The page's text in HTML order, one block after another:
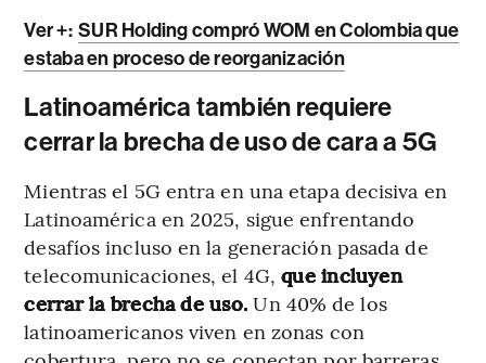
Ver +: SUR Holding compró WOM en Colombia que
estaba en proceso de reorganización
Latinoamérica también requiere
cerrar la brecha de uso de cara a 5G
Mientras el 5G entra en una etapa decisiva en
Latinoamérica en 2025, sigue enfrentando
desafíos incluso en la generación pasada de
telecomunicaciones, el 4G,que incluyen
cerrar la brecha de uso.Un 40% de los
latinoamericanos viven en zonas con